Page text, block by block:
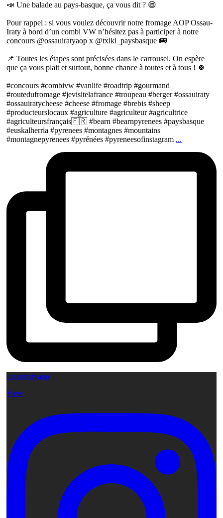
📣 Une balade au pays-basque, ça vous dit ? 😄
Pour rappel : si vous voulez découvrir notre fromage AOP Ossau-
Iraty à bord d’un combi VW n’hésitez pas à participer à notre
concours @ossauiratyaop x @txiki_paysbasque 🚌
📌 Toutes les étapes sont précisées dans le carrousel. On espère
que ça vous plait et surtout, bonne chance à toutes et à tous ! 🍀
#concours #combivw #vanlife #roadtrip #gourmand
#routedufromage #jevisitelafrance #troupeau #berger #ossauiraty
#ossauiratycheese #cheese #fromage #brebis #sheep
#producteurslocaux #agriculture #agriculteur #agricultrice
#agriculteursfrançais🇫🇷 #bearn #bearnpyrenees #paysbasque
#euskalherria #pyrenees #montagnes #mountains
#montagnepyrenees #pyrénées #pyreneesofinstagram ...
ossauiratyaop
View